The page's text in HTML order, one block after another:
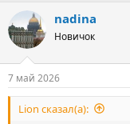
nadina
Новичок
7 май 2026
Lion сказал(а):